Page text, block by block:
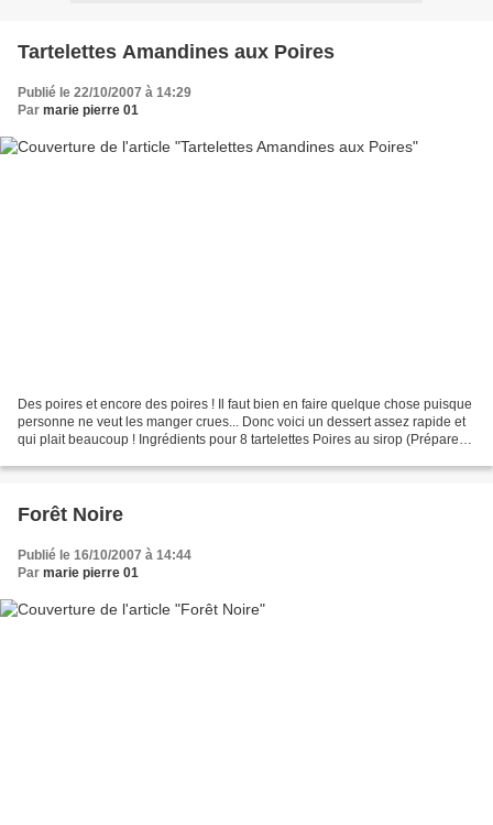
Tartelettes Amandines aux Poires
Publié le 22/10/2007 à 14:29
Par marie pierre 01
Des poires et encore des poires ! Il faut bien en faire quelque chose puisque
personne ne veut les manger crues... Donc voici un dessert assez rapide et
qui plait beaucoup ! Ingrédients pour 8 tartelettes Poires au sirop (Préparer
Forêt Noire
Publié le 16/10/2007 à 14:44
Par marie pierre 01